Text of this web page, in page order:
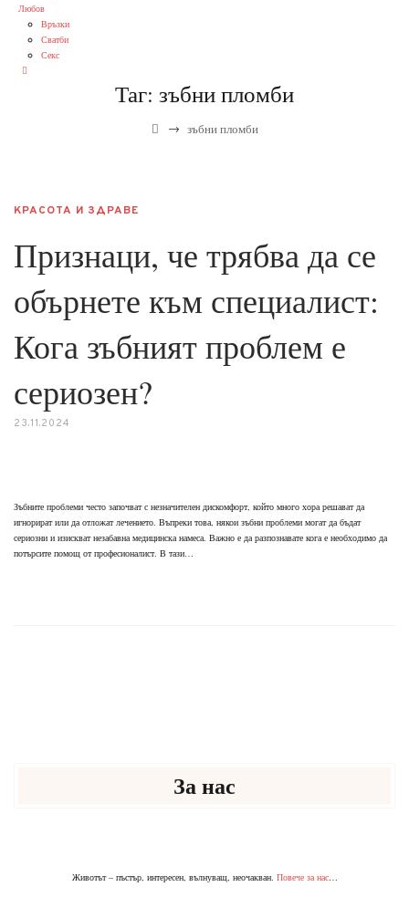
Любов
Връзки
Сватби
Секс
Таг: зъбни пломби
→ зъбни пломби
КРАСОТА И ЗДРАВЕ
Признаци, че трябва да се
обърнете към специалист:
Кога зъбният проблем е
сериозен?
23.11.2024
Зъбните проблеми често започват с незначителен дискомфорт, който много хора решават да
игнорират или да отложат лечението. Въпреки това, някои зъбни проблеми могат да бъдат
сериозни и изискват незабавна медицинска намеса. Важно е да разпознавате кога е необходимо да
потърсите помощ от професионалист. В тази…
За нас
Животът – пъстър, интересен, вълнуващ, неочакван. Повече за нас…